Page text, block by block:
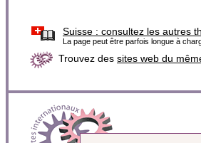
Suisse : consultez les autres
La page peut être parfois longue à
Trouvez des sites web du